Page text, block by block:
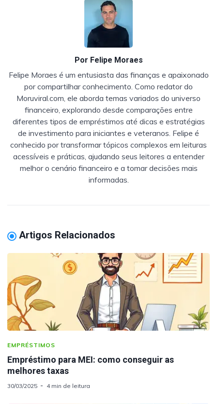
Por Felipe Moraes
Felipe Moraes é um entusiasta das finanças e apaixonado
por compartilhar conhecimento. Como redator do
Moruviral.com, ele aborda temas variados do universo
financeiro, explorando desde comparações entre
diferentes tipos de empréstimos até dicas e estratégias
de investimento para iniciantes e veteranos. Felipe é
conhecido por transformar tópicos complexos em leituras
acessíveis e práticas, ajudando seus leitores a entender
melhor o cenário financeiro e a tomar decisões mais
informadas.
Artigos Relacionados
EMPRÉSTIMOS
Empréstimo para MEI: como conseguir as
melhores taxas
30/03/2025 4 min de leitura